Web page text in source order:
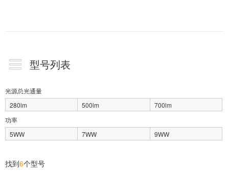
型号列表
光源总光通量
280lm
500lm
700lm
功率
5WW
7WW 9WW
找到6个型号